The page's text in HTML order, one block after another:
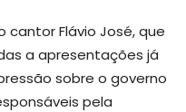
Flávio José, que
a apresentações já
sobre o governo
pela